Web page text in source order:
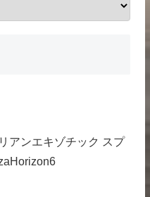
アンエキゾチック スプ